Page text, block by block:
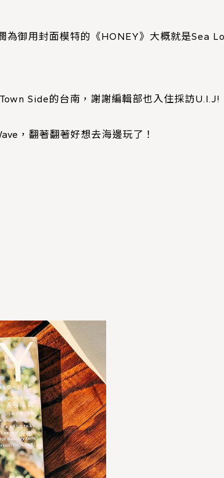
為御用封面模特的《HONEY》大概就是Sea
Side的台南，謝謝編輯部也入住採訪U.I.J!
，翻著翻著好想去海邊玩了！